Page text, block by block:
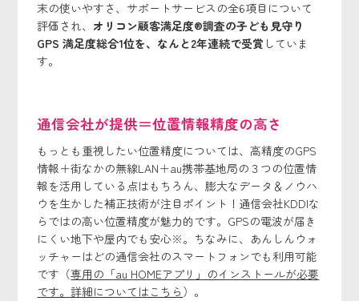
末の使いやすさ、サポートサービスの全6項目について
評価され、オリコン顧客満足度®調査の子ども見守り
GPS 満足度総合1位を、なんと2年連続で受賞 していま
す。
通信会社が提供＝位置情報精度の高さ
もっとも重視したい位置精度については、高精度のGPS
情報＋街なかの無線LAN＋au携帯基地局の３つの位置情
報を活用している点はもちろん、膨大なデータ＆ノウハ
ウを生かした補正技術が注目ポイント！通信会社KDDIな
らではの高い位置精度が魅力的です。GPSの電波が届き
にくい地下や屋内でも安心※。ちなみに、あんしんウォ
ッチャーはどの通信会社のスマートフォンでも利用可能
です（専用の「au HOMEアプリ」のインストールが必要
です。詳細についてはこちら ）。